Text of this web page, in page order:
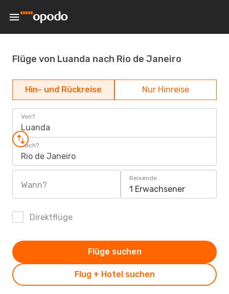
Flüge von Luanda nach Rio de Janeiro
Hin- und Rückreise Nur Hinreise
Von?
Luanda
Nach?
Rio de Janeiro
Wann?
Reisende
1 Erwachsener
Direktflüge
Flug + Hotel suchen
Flüge suchen